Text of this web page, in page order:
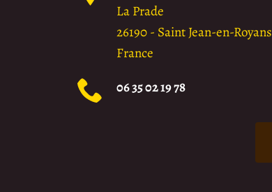
La Prade
26190- Saint Jean-en-Royans
France
06 35 02 19 78